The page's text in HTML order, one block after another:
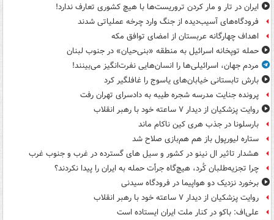
ایران در تار و مار کردن تروریست‌ها با هیچ کشوری تعارف ندارد!
فرودگاه‌های آسیب‌دیده از جنگ وارد چرخه عملیاتی شدند
اهداف چهارگانه عربستان از امضای توافق مکه
حمله توپخانه اسرائیل به منطقه «بنی‌حیان» در جنوب لبنان
مردم جهان، اسرائیلی‌ها را انسان‌هایی نفرت‌انگیز می‌بینند!
بارش تابستانی خیابان‌های یاسوج را غافلگیر کرد
پرونده جنایت مدرسه شجره طیبه به دادسرای تهران رفت
روایت پزشکیان از دیدار ۷ ساعته خود با رهبر انقلاب
بارسلونا در جذب هری کین ناکام ماند
ستاره لیورپول باز هم هم‌بازی صلاح شد
هشدار تاثیر ال نینو در کشور و سیل های گسترده در غرب و جنوب غرب
چرا تجزیه‌طلبان کُرد، هیچ‌گاه جرأت حمله به ایران را پیدا نکردند؟
برخورد نزدیک دو هواپیما در فرودگاه سیدنی
روایت پزشکیان از دیدار ۷ ساعته خود با رهبر انقلاب
علی‌اف: باکو در کنار ملت ایران ایستاده است